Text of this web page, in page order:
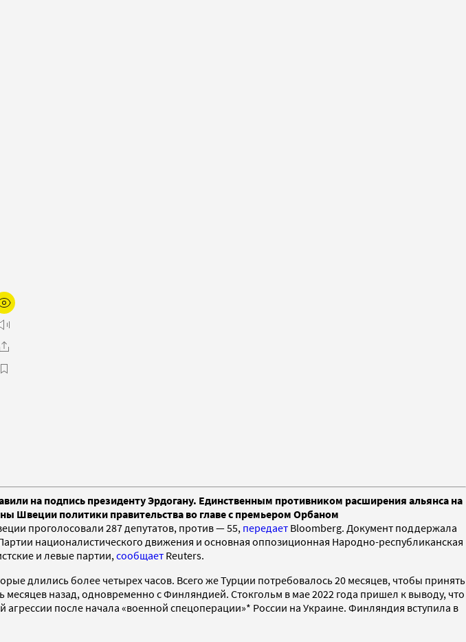
на подпись президенту Эрдогану. Единственным противником расширения альянса на
Швеции политики правительства во главе с премьером Орбаном
проголосовали 287 депутатов, против — 55, передает Bloomberg. Документ поддержала
националистического движения и основная оппозиционная Народно-республиканская
и левые партии, сообщает Reuters.
длились более четырех часов. Всего же Турции потребовалось 20 месяцев, чтобы принять
назад, одновременно с Финляндией. Стокгольм в мае 2022 года пришел к выводу, что
после начала «военной спецоперации»* России на Украине. Финляндия вступила в